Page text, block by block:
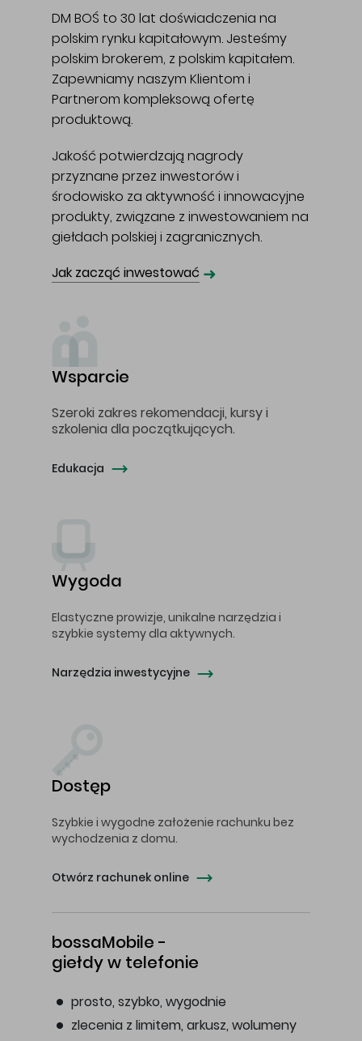
DM BOŚ to 30 lat doświadczenia na
polskim rynku kapitałowym. Jesteśmy
polskim brokerem, z polskim kapitałem.
Zapewniamy naszym Klientom i
Partnerom kompleksową ofertę
produktową.
Jakość potwierdzają nagrody
przyznane przez inwestorów i
środowisko za aktywność i innowacyjne
produkty, związane z inwestowaniem na
giełdach polskiej i zagranicznych.
Jak zacząć inwestować ➜
Wsparcie
Szeroki zakres rekomendacji, kursy i
szkolenia dla początkujących.
Edukacja
Wygoda
Elastyczne prowizje, unikalne narzędzia i
szybkie systemy dla aktywnych.
Narzędzia inwestycyjne
Dostęp
Szybkie i wygodne założenie rachunku bez
wychodzenia z domu.
Otwórz rachunek online
bossaMobile -
giełdy w telefonie
prosto, szybko, wygodnie
zlecenia z limitem, arkusz, wolumeny